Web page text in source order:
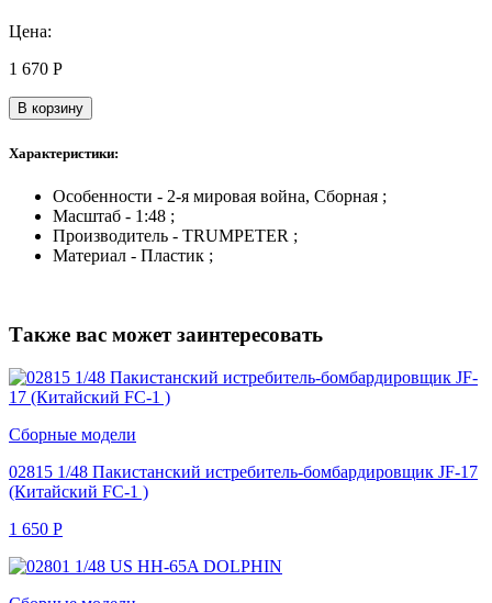
Цена:
1 670 Р
В корзину
Характеристики:
Особенности - 2-я мировая война, Сборная ;
Масштаб - 1:48 ;
Производитель - TRUMPETER ;
Материал - Пластик ;
Также вас может заинтересовать
Сборные модели
02815 1/48 Пакистанский истребитель-бомбардировщик JF-17
(Китайский FC-1 )
1 650 Р